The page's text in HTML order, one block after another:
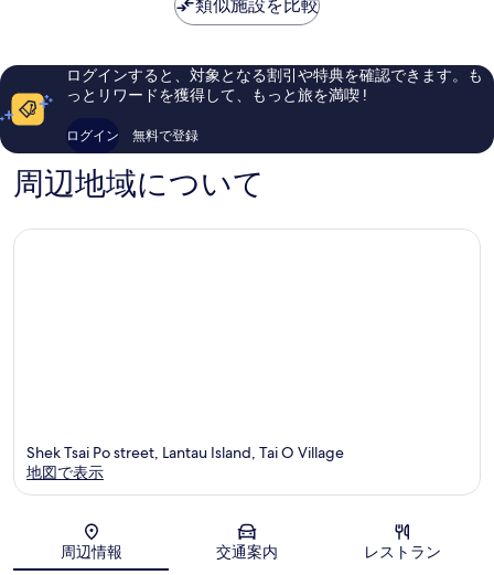
し
口
コ
2,146
件
の
口
萊
塢
い、
口
類似施設を比較
ログインすると、対象となる割引や特典を確認できます。も
っとリワードを獲得して、もっと旅を満喫 !
ログイン 無料で登録
周辺地域について
地図
Shek Tsai Po street, Lantau Island, Tai O Village
地図で表示
周辺情報 交通案内 レストラン